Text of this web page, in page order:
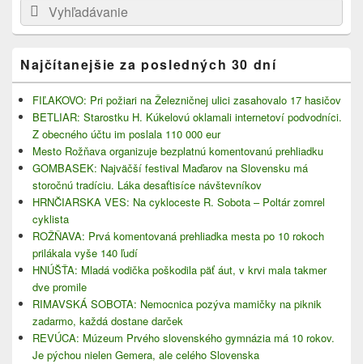
Sidebar
Widget
Area
Search
for:
Search
Najčítanejšie za posledných 30 dní
FIĽAKOVO: Pri požiari na Železničnej ulici zasahovalo 17 hasičov
BETLIAR: Starostku H. Kúkelovú oklamali internetoví podvodníci.
Z obecného účtu im poslala 110 000 eur
Mesto Rožňava organizuje bezplatnú komentovanú prehliadku
GOMBASEK: Najväčší festival Maďarov na Slovensku má
storočnú tradíciu. Láka desaťtisíce návštevníkov
HRNČIARSKA VES: Na cykloceste R. Sobota – Poltár zomrel
cyklista
ROŽŇAVA: Prvá komentovaná prehliadka mesta po 10 rokoch
prilákala vyše 140 ľudí
HNÚŠŤA: Mladá vodička poškodila päť áut, v krvi mala takmer
dve promile
RIMAVSKÁ SOBOTA: Nemocnica pozýva mamičky na piknik
zadarmo, každá dostane darček
REVÚCA: Múzeum Prvého slovenského gymnázia má 10 rokov.
Je pýchou nielen Gemera, ale celého Slovenska